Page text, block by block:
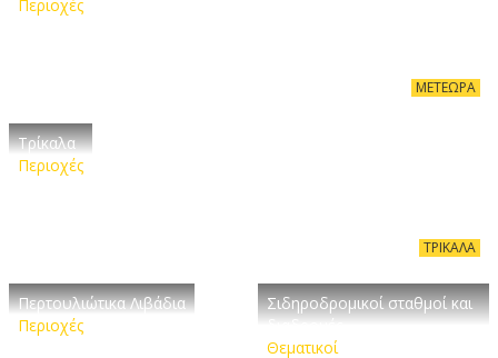
Περιοχές
ΜΕΤΈΩΡΑ
Τρίκαλα
Περιοχές
ΤΡΊΚΑΛΑ
Περτουλιώτικα Λιβάδια
Περιοχές
Σιδηροδρομικοί σταθμοί και
Θεματικοί